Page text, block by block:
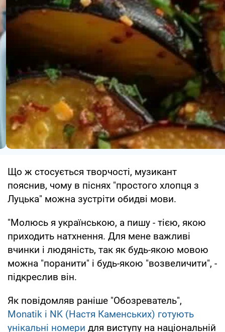
Що ж стосується творчості, музикант
пояснив, чому в піснях "простого хлопця з
Луцька" можна зустріти обидві мови.
"Молюсь я українською, а пишу - тією, якою
приходить натхнення. Для мене важливі
вчинки і людяність, так як будь-якою мовою
можна "поранити" і будь-якою "возвеличити", -
підкреслив він.
Як повідомляв раніше "Обозреватель",
Monatik і NK (Настя Каменських) готують
унікальні номери для виступу на національній